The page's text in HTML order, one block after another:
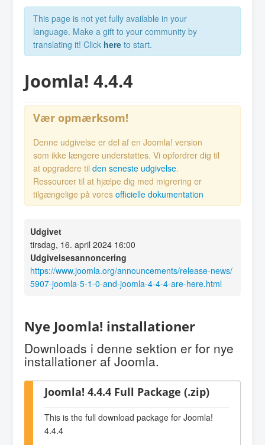
This page is not yet fully available in your
language. Make a gift to your community by
translating it! Click here to start.
Joomla! 4.4.4
Vær opmærksom!
Denne udgivelse er del af en Joomla! version
som ikke længere understøttes. Vi opfordrer dig til
at opgradere til den seneste udgivelse.
Ressourcer til at hjælpe dig med migrering er
tilgængelige på vores officielle dokumentation
Udgivet
tirsdag, 16. april 2024 16:00
Udgivelsesannoncering
https://www.joomla.org/announcements/release-news/
5907-joomla-5-1-0-and-joomla-4-4-4-are-here.html
Nye Joomla! installationer
Downloads i denne sektion er for nye
installationer af Joomla.
Joomla! 4.4.4 Full Package (.zip)
This is the full download package for Joomla!
4.4.4